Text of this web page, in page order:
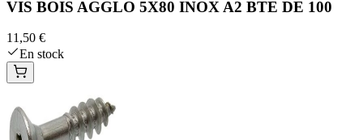
VIS BOIS AGGLO 5X80 INOX A2 BTE DE 100
11,50 €
En stock